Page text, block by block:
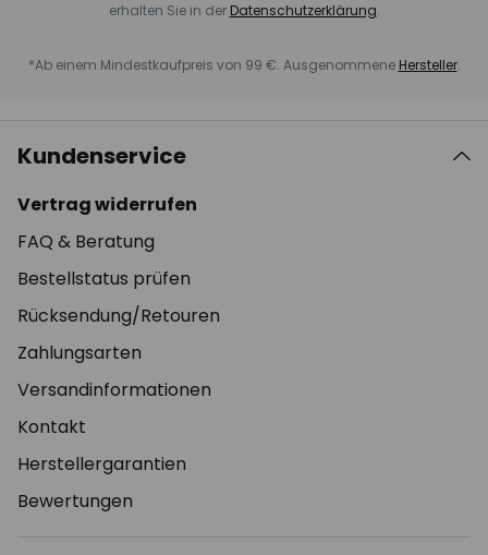
erhalten Sie in der Datenschutzerklärung.
*Ab einem Mindestkaufpreis von 99 €. Ausgenommene Hersteller.
Kundenservice
Vertrag widerrufen
FAQ & Beratung
Bestellstatus prüfen
Rücksendung/Retouren
Zahlungsarten
Versandinformationen
Kontakt
Herstellergarantien
Bewertungen